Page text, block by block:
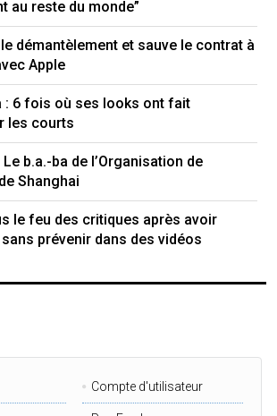
au reste du monde”
démantèlement et sauve le contrat à
Apple
: 6 fois où ses looks ont fait
les courts
b.a.-ba de l’Organisation de
Shanghai
le feu des critiques après avoir
prévenir dans des vidéos
Compte d'utilisateur